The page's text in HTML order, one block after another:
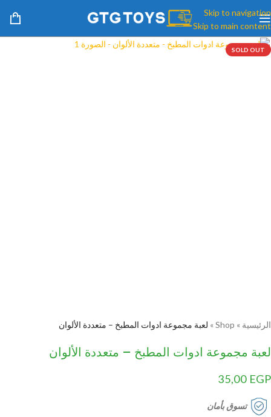
Skip to navigation
Skip to main content
SOLD OUT
الرئيسية »
Shop
» لعبة مجموعة ادوات المطبخ – متعددة الألوان
لعبة مجموعة ادوات المطبخ – متعددة الألوان
35,00 EGP
تسوق بأمان